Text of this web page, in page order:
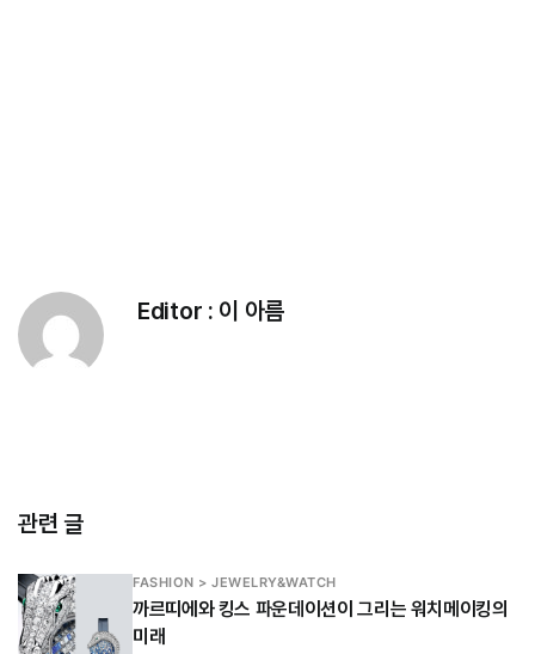
Editor : 이 아름
관련 글
FASHION > JEWELRY&WATCH
까르띠에와 킹스 파운데이션이 그리는 워치메이킹의
미래